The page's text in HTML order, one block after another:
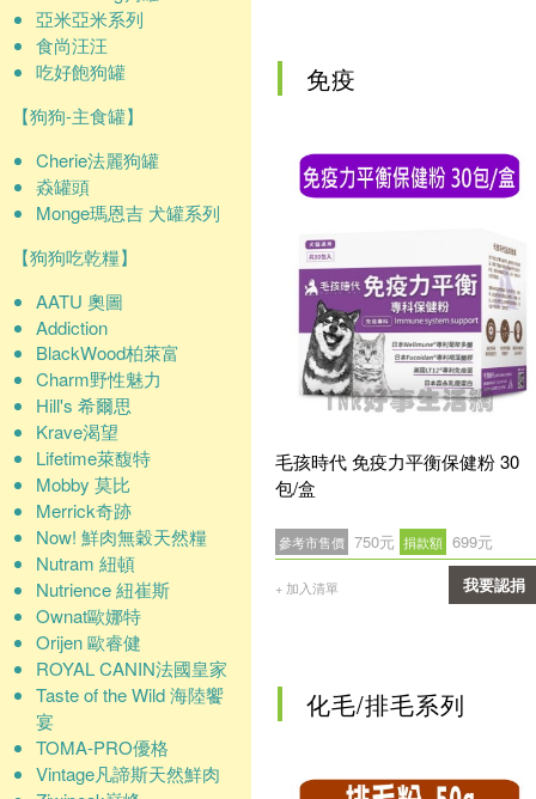
亞米亞米系列
食尚汪汪
吃好飽狗罐
【狗狗-主食罐】
Cherie法麗狗罐
猋罐頭
Monge瑪恩吉 犬罐系列
【狗狗吃乾糧】
AATU 奧圖
Addiction
BlackWood柏萊富
Charm野性魅力
Hill's 希爾思
Krave渴望
Lifetime萊馥特
Mobby 莫比
Merrick奇跡
Now! 鮮肉無穀天然糧
Nutram 紐頓
Nutrience 紐崔斯
Ownat歐娜特
Orijen 歐睿健
ROYAL CANIN法國皇家
Taste of the Wild 海陸饗
宴
TOMA-PRO優格
Vintage凡諦斯天然鮮肉
免疫
毛孩時代 免疫力平衡保健粉 30
包/盒
參考市售價 750元 捐款額 699元
+ 加入清單 我要認捐
化毛/排毛系列